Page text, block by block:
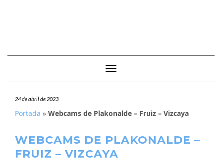
Cambiar modo de navegación
24 de abril de 2023
Portada » Webcams de Plakonalde – Fruiz – Vizcaya
WEBCAMS DE PLAKONALDE –
FRUIZ – VIZCAYA